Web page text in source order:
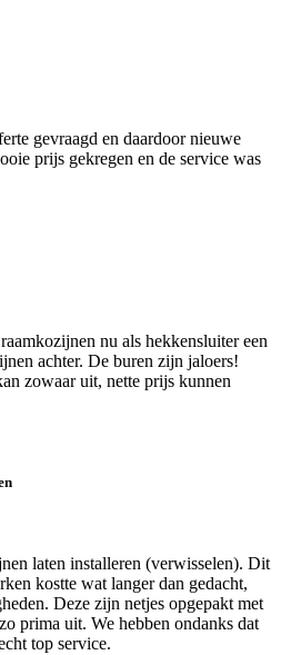
gevraagd en daardoor nieuwe
prijs gekregen en de service was
nu als hekkensluiter een
achter. De buren zijn jaloers!
zowaar uit, nette prijs kunnen
laten installeren (verwisselen). Dit
kostte wat langer dan gedacht,
Deze zijn netjes opgepakt met
prima uit. We hebben ondanks dat
top service.